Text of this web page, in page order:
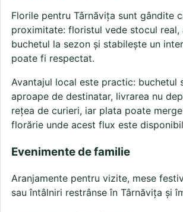
Florile pentru Târnăvița sunt gândite
proximitate: floristul vede stocul real,
buchetul la sezon și stabilește un
poate fi respectat.
Avantajul local este practic: buchetul
aproape de destinatar, livrarea nu
rețea de curieri, iar plata poate
florărie unde acest flux este
Evenimente de familie
Aranjamente pentru vizite, mese
sau întâlniri restrânse în Târnăvița și